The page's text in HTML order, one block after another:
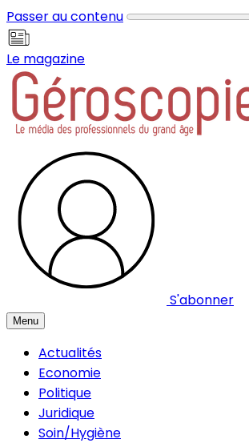
Passer au contenu
Le magazine
S'abonner
Menu
Actualités
Economie
Politique
Juridique
Soin/Hygiène
Panneau de gestion des cookies